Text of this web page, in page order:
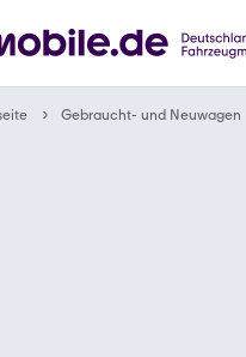
Gebraucht- und Neuwagen